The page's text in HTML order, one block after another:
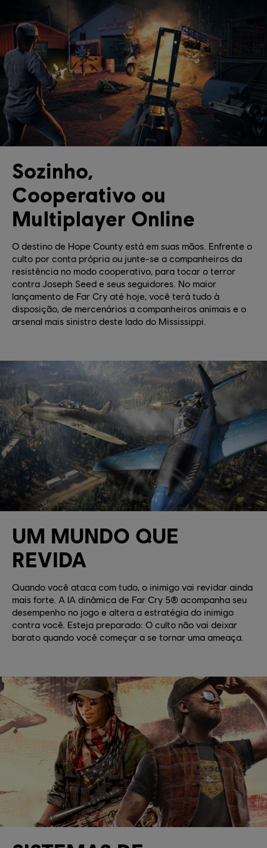
Sozinho,
Cooperativo ou
Multiplayer Online
O destino de Hope County está em suas mãos. Enfrente o
culto por conta própria ou junte-se a companheiros da
resistência no modo cooperativo, para tocar o terror
contra Joseph Seed e seus seguidores. No maior
lançamento de Far Cry até hoje, você terá tudo à
disposição, de mercenários a companheiros animais e o
arsenal mais sinistro deste lado do Mississippi.
UM MUNDO QUE
REVIDA
Quando você ataca com tudo, o inimigo vai revidar ainda
mais forte. A IA dinâmica de Far Cry 5® acompanha seu
desempenho no jogo e altera a estratégia do inimigo
contra você. Esteja preparado: O culto não vai deixar
barato quando você começar a se tornar uma ameaça.